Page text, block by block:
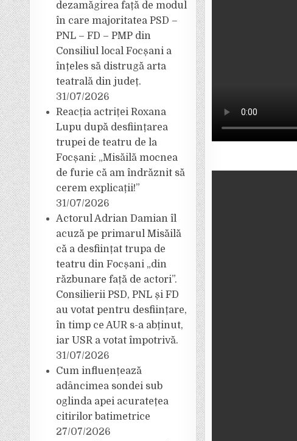
dezamăgirea față de modul
în care majoritatea PSD –
PNL – FD – PMP din
Consiliul local Focșani a
înțeles să distrugă arta
teatrală din județ.
31/07/2026
Reacția actriței Roxana
Lupu după desființarea
trupei de teatru de la
Focșani: „Misăilă mocnea
de furie că am îndrăznit să
cerem explicații!”
31/07/2026
Actorul Adrian Damian îl
acuză pe primarul Misăilă
că a desființat trupa de
teatru din Focșani „din
răzbunare față de actori”.
Consilierii PSD, PNL și FD
au votat pentru desființare,
în timp ce AUR s-a abținut,
iar USR a votat împotrivă.
31/07/2026
Cum influențează
adâncimea sondei sub
oglinda apei acuratețea
citirilor batimetrice
27/07/2026